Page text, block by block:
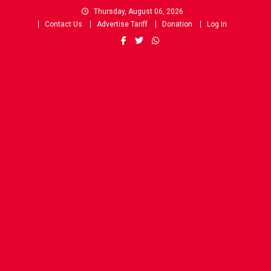
Thursday, August 06, 2026
Contact Us
Advertise Tariff Donation Log In